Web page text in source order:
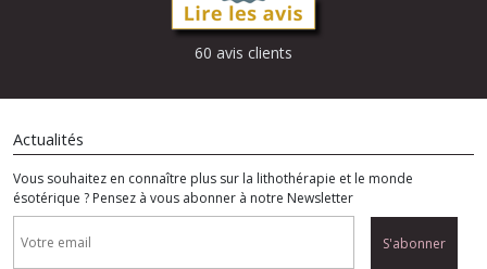
60 avis clients
Actualités
Vous souhaitez en connaître plus sur la lithothérapie et le monde
ésotérique ? Pensez à vous abonner à notre Newsletter
S'abonner